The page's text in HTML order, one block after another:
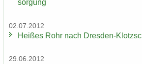
sor­gung
02.07.2012
Hei­ßes Rohr nach Dresden-​
29.06.2012